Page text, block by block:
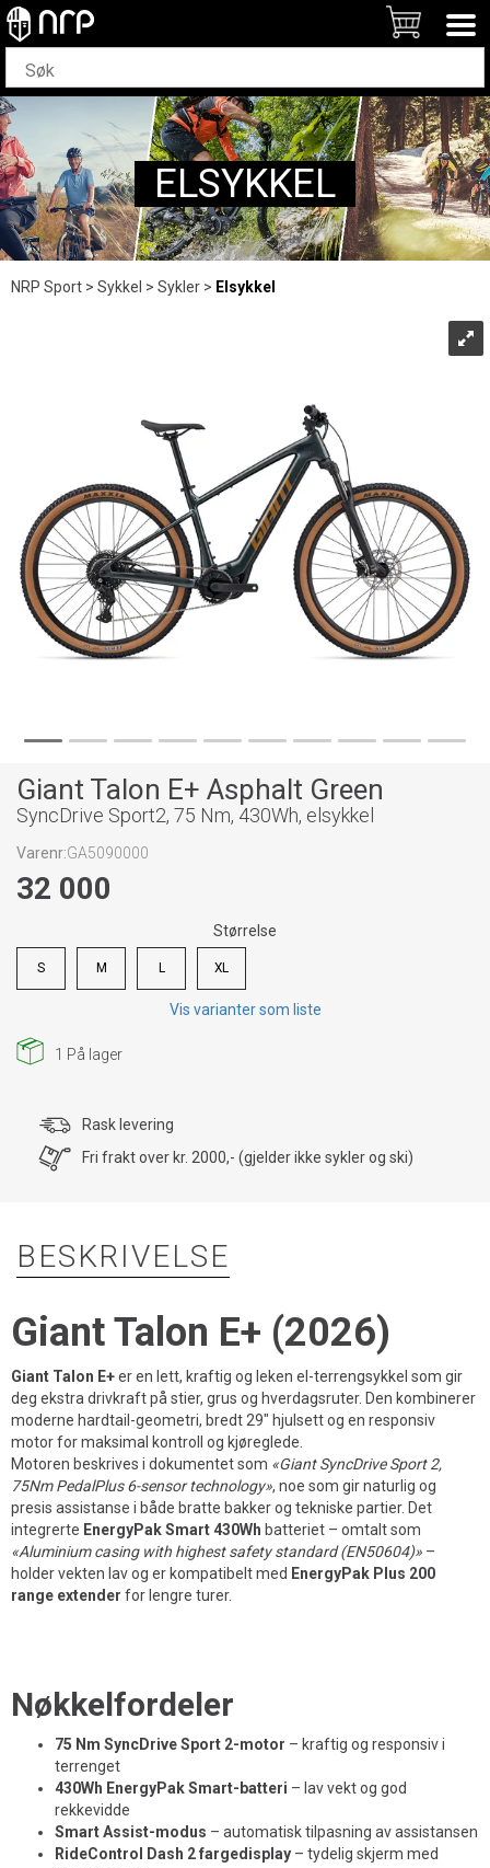
ELSYKKEL
NRP Sport>Sykkel >Sykler> Elsykkel
Giant Talon E+ Asphalt Green
SyncDrive Sport2, 75 Nm, 430Wh, elsykkel
Varenr:GA5090000
32 000
Størrelse
S M L XL
Vis varianter som liste
1 På lager
Rask levering
Fri frakt over kr. 2000,- (gjelder ikke sykler og ski)
BESKRIVELSE
Giant Talon E+ (2026)
Giant Talon E+er en lett, kraftig og leken el-terrengsykkel som gir
deg ekstra drivkraft på stier, grus og hverdagsruter. Den kombinerer
moderne hardtail-geometri, bredt 29" hjulsett og en responsiv
motor for maksimal kontroll og kjøreglede.
Motoren beskrives i dokumentet som «Giant SyncDrive Sport 2,
75Nm PedalPlus 6-sensor technology», noe som gir naturlig og
presis assistanse i både bratte bakker og tekniske partier. Det
integrerte EnergyPak Smart 430Wh batteriet – omtalt som
«Aluminium casing with highest safety standard (EN50604)» –
holder vekten lav og er kompatibelt med EnergyPak Plus 200
range extender for lengre turer.
Nøkkelfordeler
75 Nm SyncDrive Sport 2-motor – kraftig og responsiv i
terrenget
430Wh EnergyPak Smart-batteri – lav vekt og god
rekkevidde
Smart Assist-modus – automatisk tilpasning av assistansen
RideControl Dash 2 fargedisplay – tydelig skjerm med